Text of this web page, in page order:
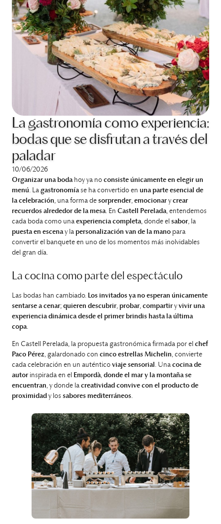
La gastronomía como experiencia:
bodas que se disfrutan a través del
paladar
10/06/2026
Organizar una boda hoy ya no consiste únicamente en elegir un
menú. La gastronomíase ha convertido en una parte esencial de
la celebración, una forma de sorprender, emocionar y crear
recuerdos alrededor de la mesa. En Castell Perelada, entendemos
cada boda como una experiencia completa, donde el sabor, la
puesta en escenay la personalización van de la mano para
convertir el banquete en uno de los momentos más inolvidables
del gran día.
La cocina como parte del espectáculo
Las bodas han cambiado. Los invitados ya no esperan únicamente
sentarse a cenar; quieren descubrir, probar, compartir y vivir una
experiencia dinámica desde el primer brindis hasta la última
copa.
En Castell Perelada, la propuesta gastronómica firmada por el chef
Paco Pérez, galardonado con cinco estrellas Michelin, convierte
cada celebración en un auténtico viaje sensorial . Una cocina de
autor inspirada en el Empordà, donde el mar y la montaña se
encuentran, y donde la creatividad convive con el producto de
proximidad y los sabores mediterráneos.